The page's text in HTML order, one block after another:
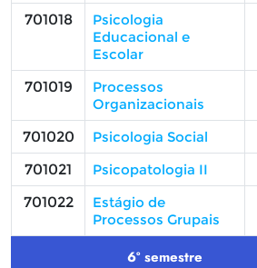
701018
Psicologia
Educacional e
Escolar
701019
Processos
Organizacionais
701020 Psicologia Social
701021
Psicopatologia II
701022
Estágio de
Processos Grupais
6º semestre